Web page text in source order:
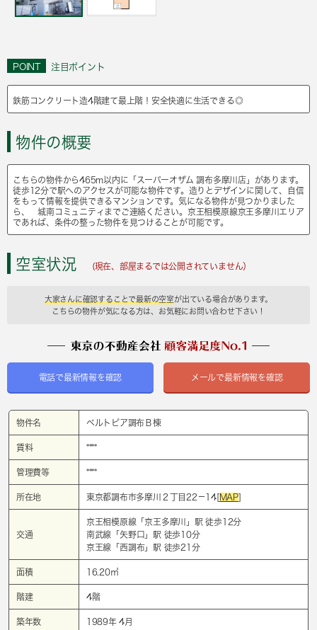
POINT 注目ポイント
鉄筋コンクリート造4階建て最上階！安全快適に生活できる◎
物件の概要
こちらの物件から465m以内に「スーパーオザム 調布多摩川店」があります。
徒歩12分で駅へのアクセスが可能な物件です。造りとデザインに関して、自信
をもって情報を提供できるマンションです。気になる物件が見つかりました
ら、 城南コミュニティまでご連絡ください。京王相模原線京王多摩川エリア
であれば、条件の整った物件を見つけることが可能です。
空室状況 (現在、部屋まるでは公開されていません）
大家さんに確認することで最新の空室が出ている場合があります。
こちらの物件が気になる方は、お気軽にお問い合わせ下さい！
電話で最新情報を確認 メールで最新情報を確認
物件名 ベルトピア調布Ｂ棟
賃料 ****
管理費等 ****
所在地 東京都調布市多摩川２丁目22－14[MAP]
交通
京王相模原線「京王多摩川
」駅 徒歩12分
南武線「 矢野口 」駅 徒歩10分
京王線「 西調布」駅 徒歩21分
面積 16.20㎡
階建 4階
築年数 1989年 4月